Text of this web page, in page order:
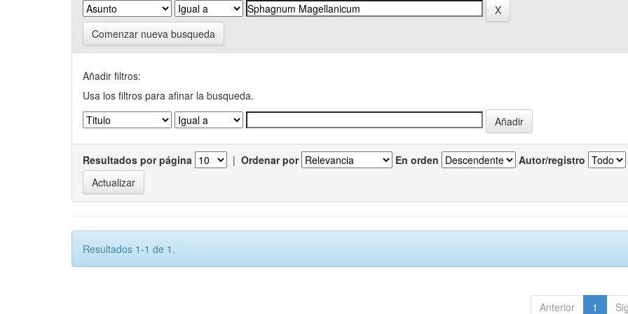
Comenzar nueva busqueda
Añadir filtros:
Usa los filtros para afinar la busqueda.
Resultados por página | Ordenar por En orden Autor/registro
Resultados 1-1 de 1.
Anterior 1